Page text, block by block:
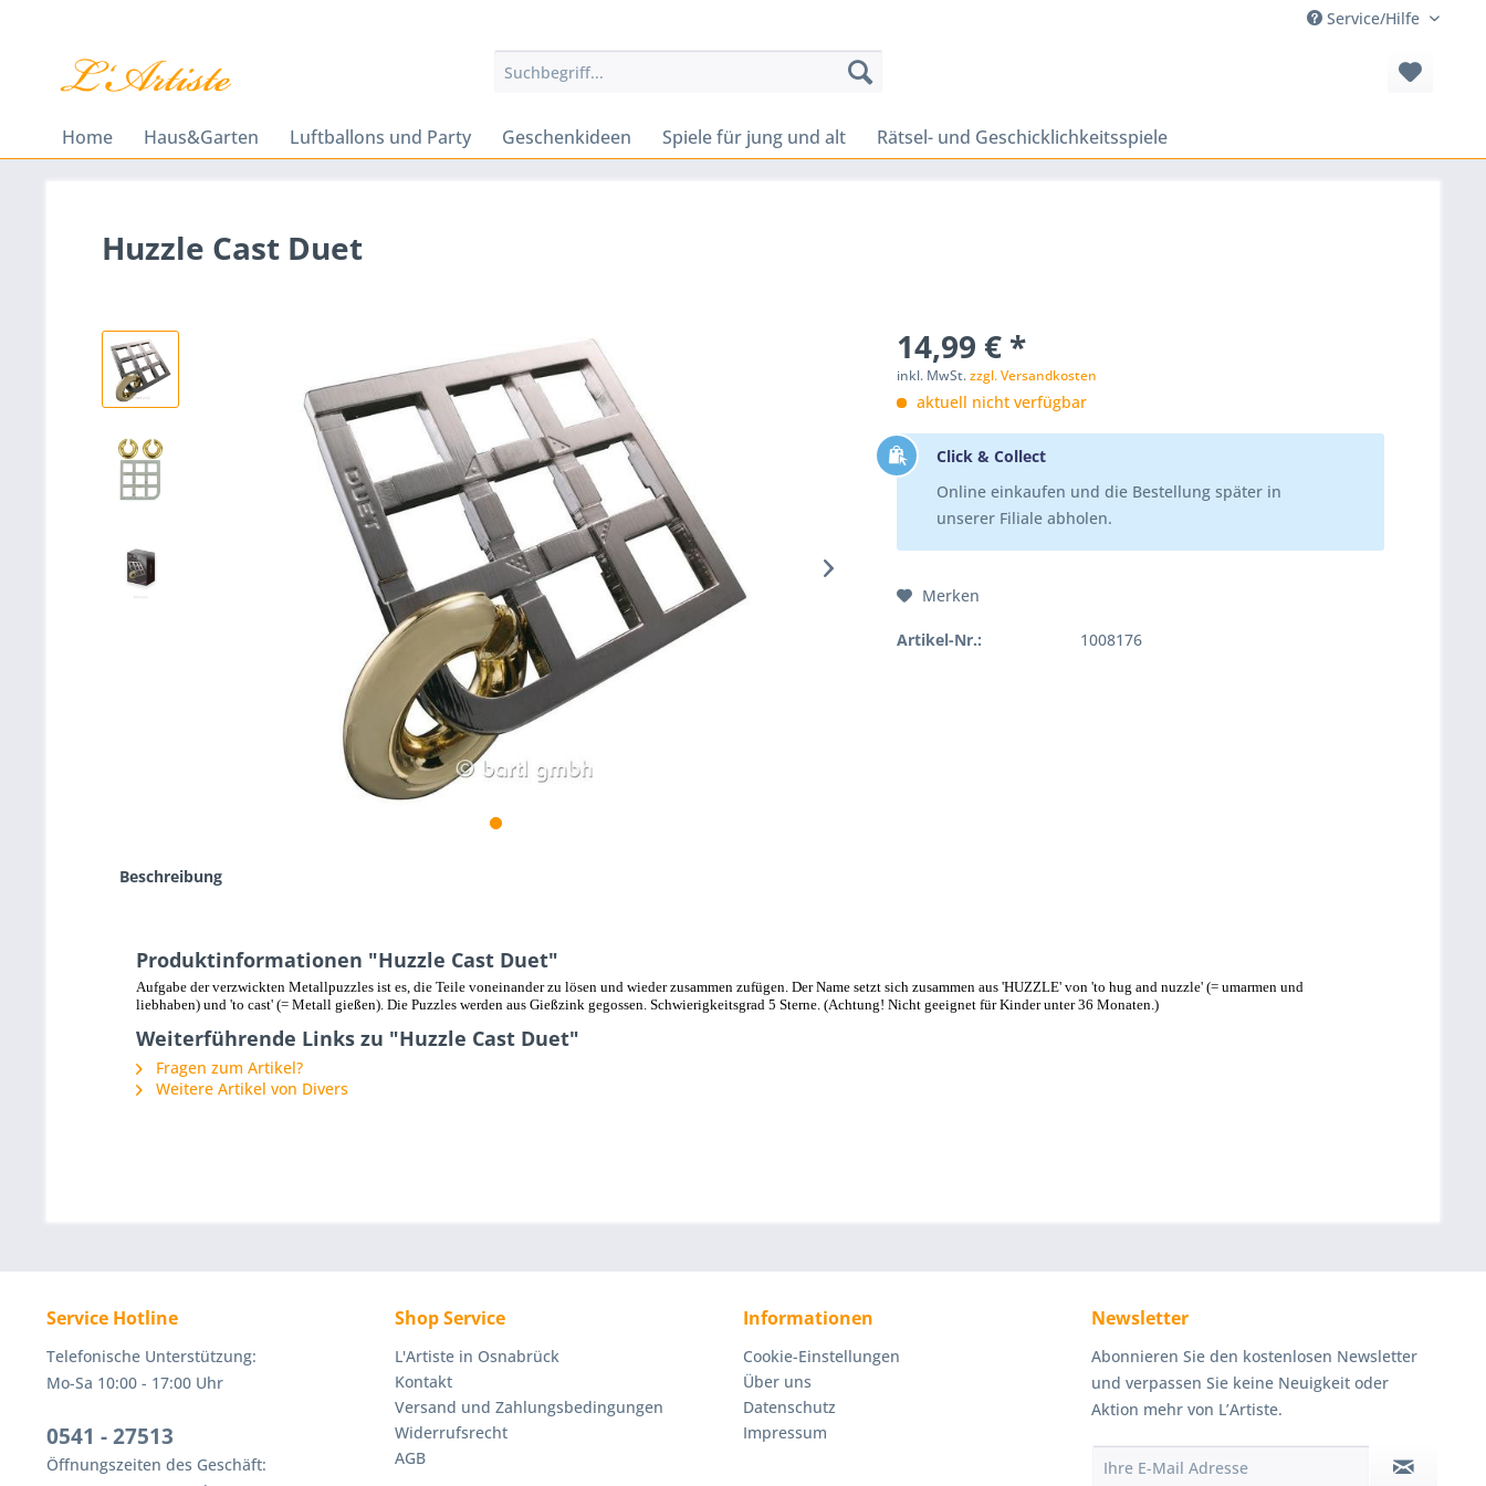
Service/Hilfe
Home Haus&Garten Luftballons und Party Geschenkideen Spiele für jung und alt Rätsel- und Geschicklichkeitsspiele
Huzzle Cast Duet
14,99 € *
inkl. MwSt.zzgl. Versandkosten
aktuell nicht verfügbar
Click & Collect
Online einkaufen und die Bestellung später in
unserer Filiale abholen.
Merken
Artikel-Nr.: 1008176
Beschreibung
Produktinformationen "Huzzle Cast Duet"
Aufgabe der verzwickten Metallpuzzles ist es, die Teile voneinander zu lösen und wieder zusammen zufügen. Der Name setzt sich zusammen aus 'HUZZLE' von 'to hug and nuzzle' (= umarmen und
liebhaben) und 'to cast' (= Metall gießen). Die Puzzles werden aus Gießzink gegossen. Schwierigkeitsgrad 5 Sterne. (Achtung! Nicht geeignet für Kinder unter 36 Monaten.)
Weiterführende Links zu "Huzzle Cast Duet"
Fragen zum Artikel?
Weitere Artikel von Divers
Service Hotline
Telefonische Unterstützung:
Mo-Sa 10:00 - 17:00 Uhr
0541 - 27513
Öffnungszeiten des Geschäft:
Shop Service
L'Artiste in Osnabrück
Kontakt
Versand und Zahlungsbedingungen
Widerrufsrecht
AGB
Informationen
Cookie-Einstellungen
Über uns
Datenschutz
Impressum
Newsletter
Abonnieren Sie den kostenlosen Newsletter
und verpassen Sie keine Neuigkeit oder
Aktion mehr von L’Artiste.